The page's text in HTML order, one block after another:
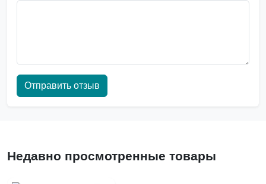
Отправить отзыв
Недавно просмотренные товары